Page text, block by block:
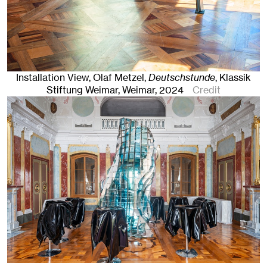
Installation View, Olaf Metzel,Deutschstunde, Klassik
Stiftung Weimar,Weimar, 2024 Credit